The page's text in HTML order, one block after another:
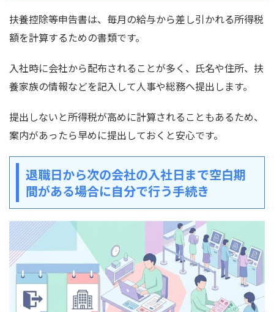
扶養控除等申告書は、毎月の給与から差し引かれる所得税
額を計算するための書類です。
入社時に会社から配布されることが多く、氏名や住所、扶
養家族の情報などを記入して人事や総務へ提出します。
提出しないと所得税が高めに計算されることもあるため、
案内があったら早めに提出しておくと安心です。
退職日から次の会社の入社日まで空白期
間がある場合に自分で行う手続き